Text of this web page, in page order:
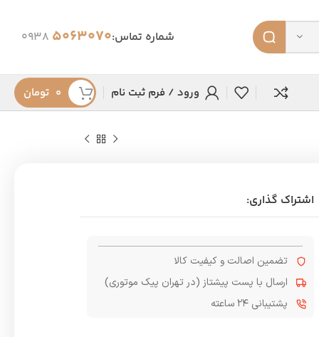
شماره تماس:5063070
0938
ورود / فرم ثبت نام ۰ تومان
اشتراک گذاری:
تضمین اصالت و کیفیت کالا
ارسال با پست پیشتاز (در تهران پیک موتوری)
پشتیبانی ۲۴ ساعته